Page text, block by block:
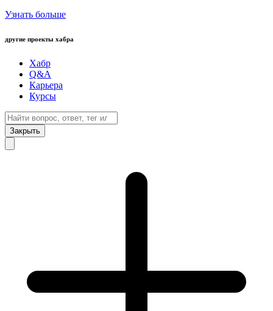
Узнать больше
другие проекты хабра
Хабр
Q&A
Карьера
Курсы
Закрыть